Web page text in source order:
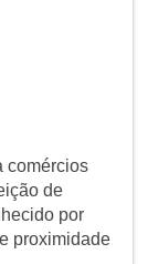
comércios
de
por
proximidade